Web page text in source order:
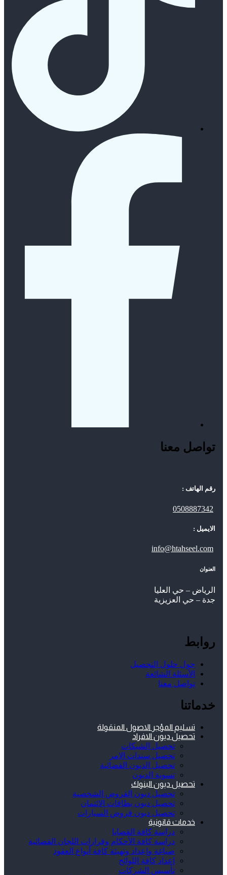
تواصل معنا
رقم الهاتف :
0508887342
الايميل :
info@htahseel.com
العنوان
الرياض – حي العليا
جدة – حي العزيزية
روابط
حول حلول التحصيل
الأسئلة الشائعة
تواصل معنا
خدماتنا
تسليم المؤجر الاصول المنقولة
تحصيل ديون الافراد
تحصيل الشيكات
تحصيل سندات الامر
تحصيل الديون القضائية
تسوية الديون
تحصيل ديون البنوك
تحصيل ديون القروض الشخصية
تحصيل ديون بطاقات الائتمان
تحصيل ديون قروض السيارات
خدمات قانونية
دراسة كافة القضايا
دراسة كافة الأحكام وقرارات اللجان القضائية
صياغة وإعداد وتهيئة كافة أنواع العقود
إعداد كافة اللوائح
تأسيس الشركات